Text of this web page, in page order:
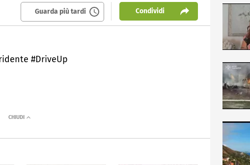
Guarda più tardi Condividi
#DriveUp